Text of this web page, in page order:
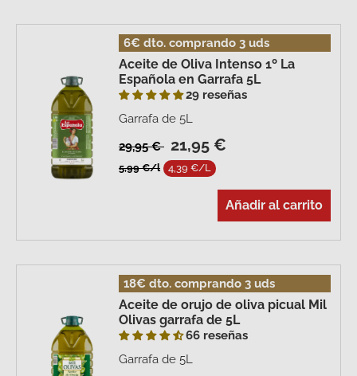
6€ dto. comprando 3 uds
Aceite de Oliva Intenso 1º La
Española en Garrafa 5L
29 reseñas
Garrafa de 5L
29,95 € 21,95 €
5,99 €/l 4,39 €/L
Añadir al carrito
18€ dto. comprando 3 uds
Aceite de orujo de oliva picual Mil
Olivas garrafa de 5L
66 reseñas
Garrafa de 5L